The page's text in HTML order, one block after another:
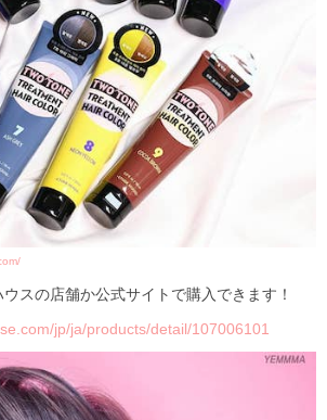
スの店舗か公式サイトで購入できます！
jp/ja/products/detail/107006101